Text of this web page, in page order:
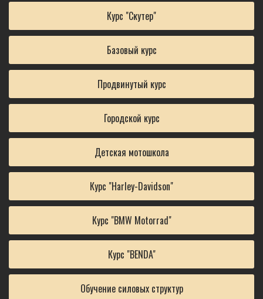
Курс "Скутер"
Базовый курс
Продвинутый курс
Городской курс
Детская мотошкола
Курс "Harley-Davidson"
Курс "BMW Motorrad"
Курс "BENDA"
Обучение силовых структур